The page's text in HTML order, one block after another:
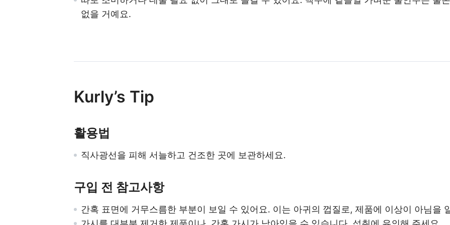
없을 거예요.
Kurly’s Tip
활용법
직사광선을 피해 서늘하고 건조한 곳에 보관하세요.
구입 전 참고사항
간혹 표면에 거무스름한 부분이 보일 수 있어요. 이는 아귀의 껍질로, 제품에 이상이 아님을